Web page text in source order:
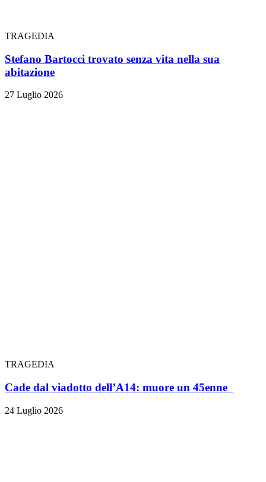
TRAGEDIA
Stefano Bartocci trovato senza vita nella sua
abitazione
27 Luglio 2026
TRAGEDIA
Cade dal viadotto dell’A14: muore un 45enne
24 Luglio 2026